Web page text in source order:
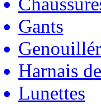
Gants
Harnais
Lunettes